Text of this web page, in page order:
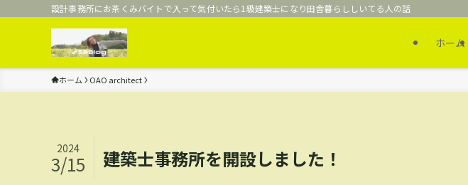
設計事務所にお茶くみバイトで入って気付いたら1級建築士になり田舎暮らししいてる人の話
ホーム
ホーム OAO architect
建築士事務所を開設しました！
2024
3/15